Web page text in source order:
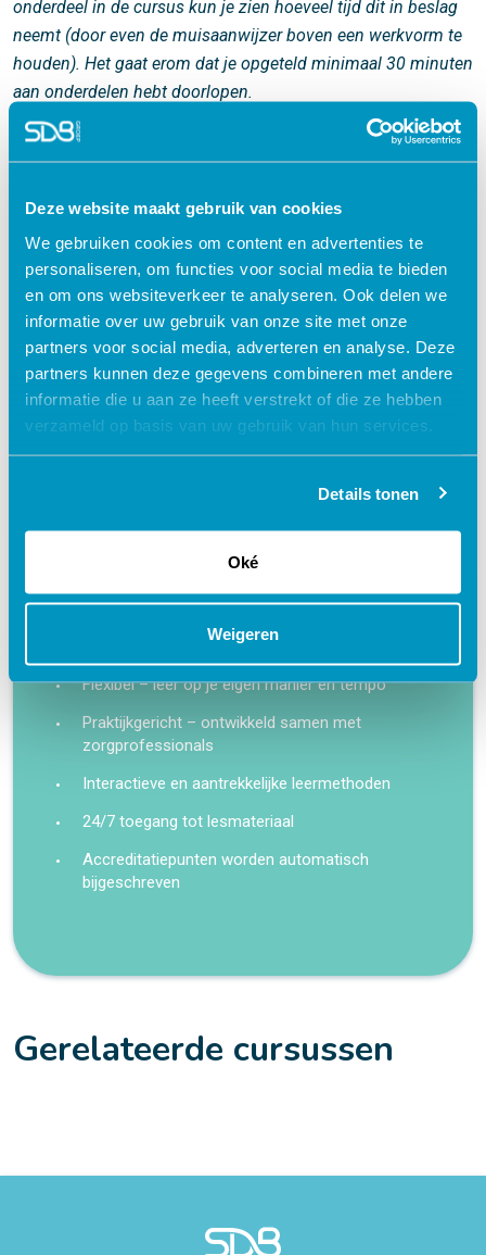
Deze website maakt gebruik van cookies
We gebruiken cookies om content en advertenties te
personaliseren, om functies voor social media te bieden
en om ons websiteverkeer te analyseren. Ook delen we
informatie over uw gebruik van onze site met onze
partners voor social media, adverteren en analyse. Deze
partners kunnen deze gegevens combineren met andere
informatie die u aan ze heeft verstrekt of die ze hebben
verzameld op basis van uw gebruik van hun services.
Details tonen
Oké
Weigeren
onderdeel in de cursus kun je zien hoeveel tijd dit in beslag
neemt (door even de muisaanwijzer boven een werkvorm te
houden). Het gaat erom dat je opgeteld minimaal 30 minuten
aan onderdelen hebt doorlopen.
-------------------------------------------------------------------
Acute zorg & VRH
access_time
check
Geaccrediteerd door:
V&VN
Accr.nr. 662171 1 punt
turned_in_not Certificaat
Waarom kiezen voor deze
e-learning?
Flexibel – leer op je eigen manier en tempo
Praktijkgericht – ontwikkeld samen met
zorgprofessionals
Interactieve en aantrekkelijke leermethoden
24/7 toegang tot lesmateriaal
Accreditatiepunten worden automatisch
bijgeschreven
Gerelateerde cursussen